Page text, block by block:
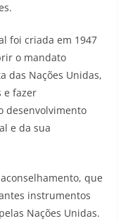
foi criada em 1947
o mandato
das Nações Unidas,
e fazer
desenvolvimento
e da sua
que
instrumentos
Nações Unidas.